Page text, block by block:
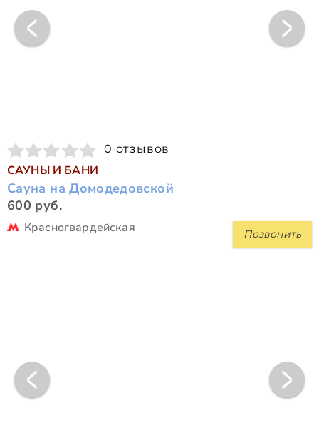
0 отзывов
САУНЫ И БАНИ
Сауна на Домодедовской
600 руб.
Позвонить
Красногвардейская